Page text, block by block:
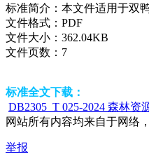
标准简介： 本文件适用于双
文件格式： PDF
文件大小： 362.04KB
文件页数： 7
标准全文下载：
DB2305_T 025-2024 森林资
网站所有内容均来自于网络
举报